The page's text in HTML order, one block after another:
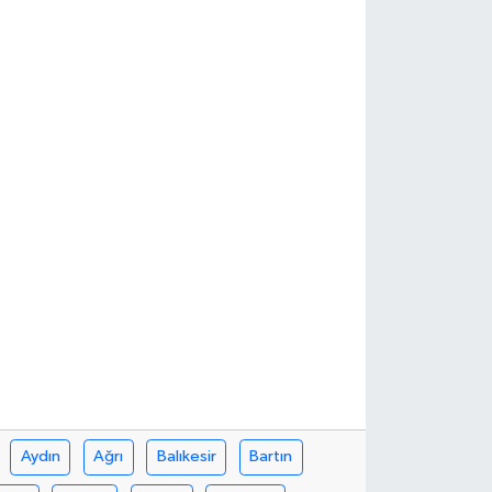
Aydın Ağrı Balıkesir Bartın